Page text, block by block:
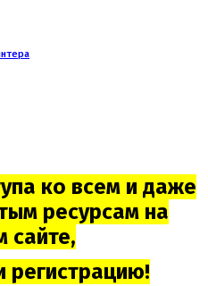
ко всем и даже
ресурсам на
сайте,
регистрацию!